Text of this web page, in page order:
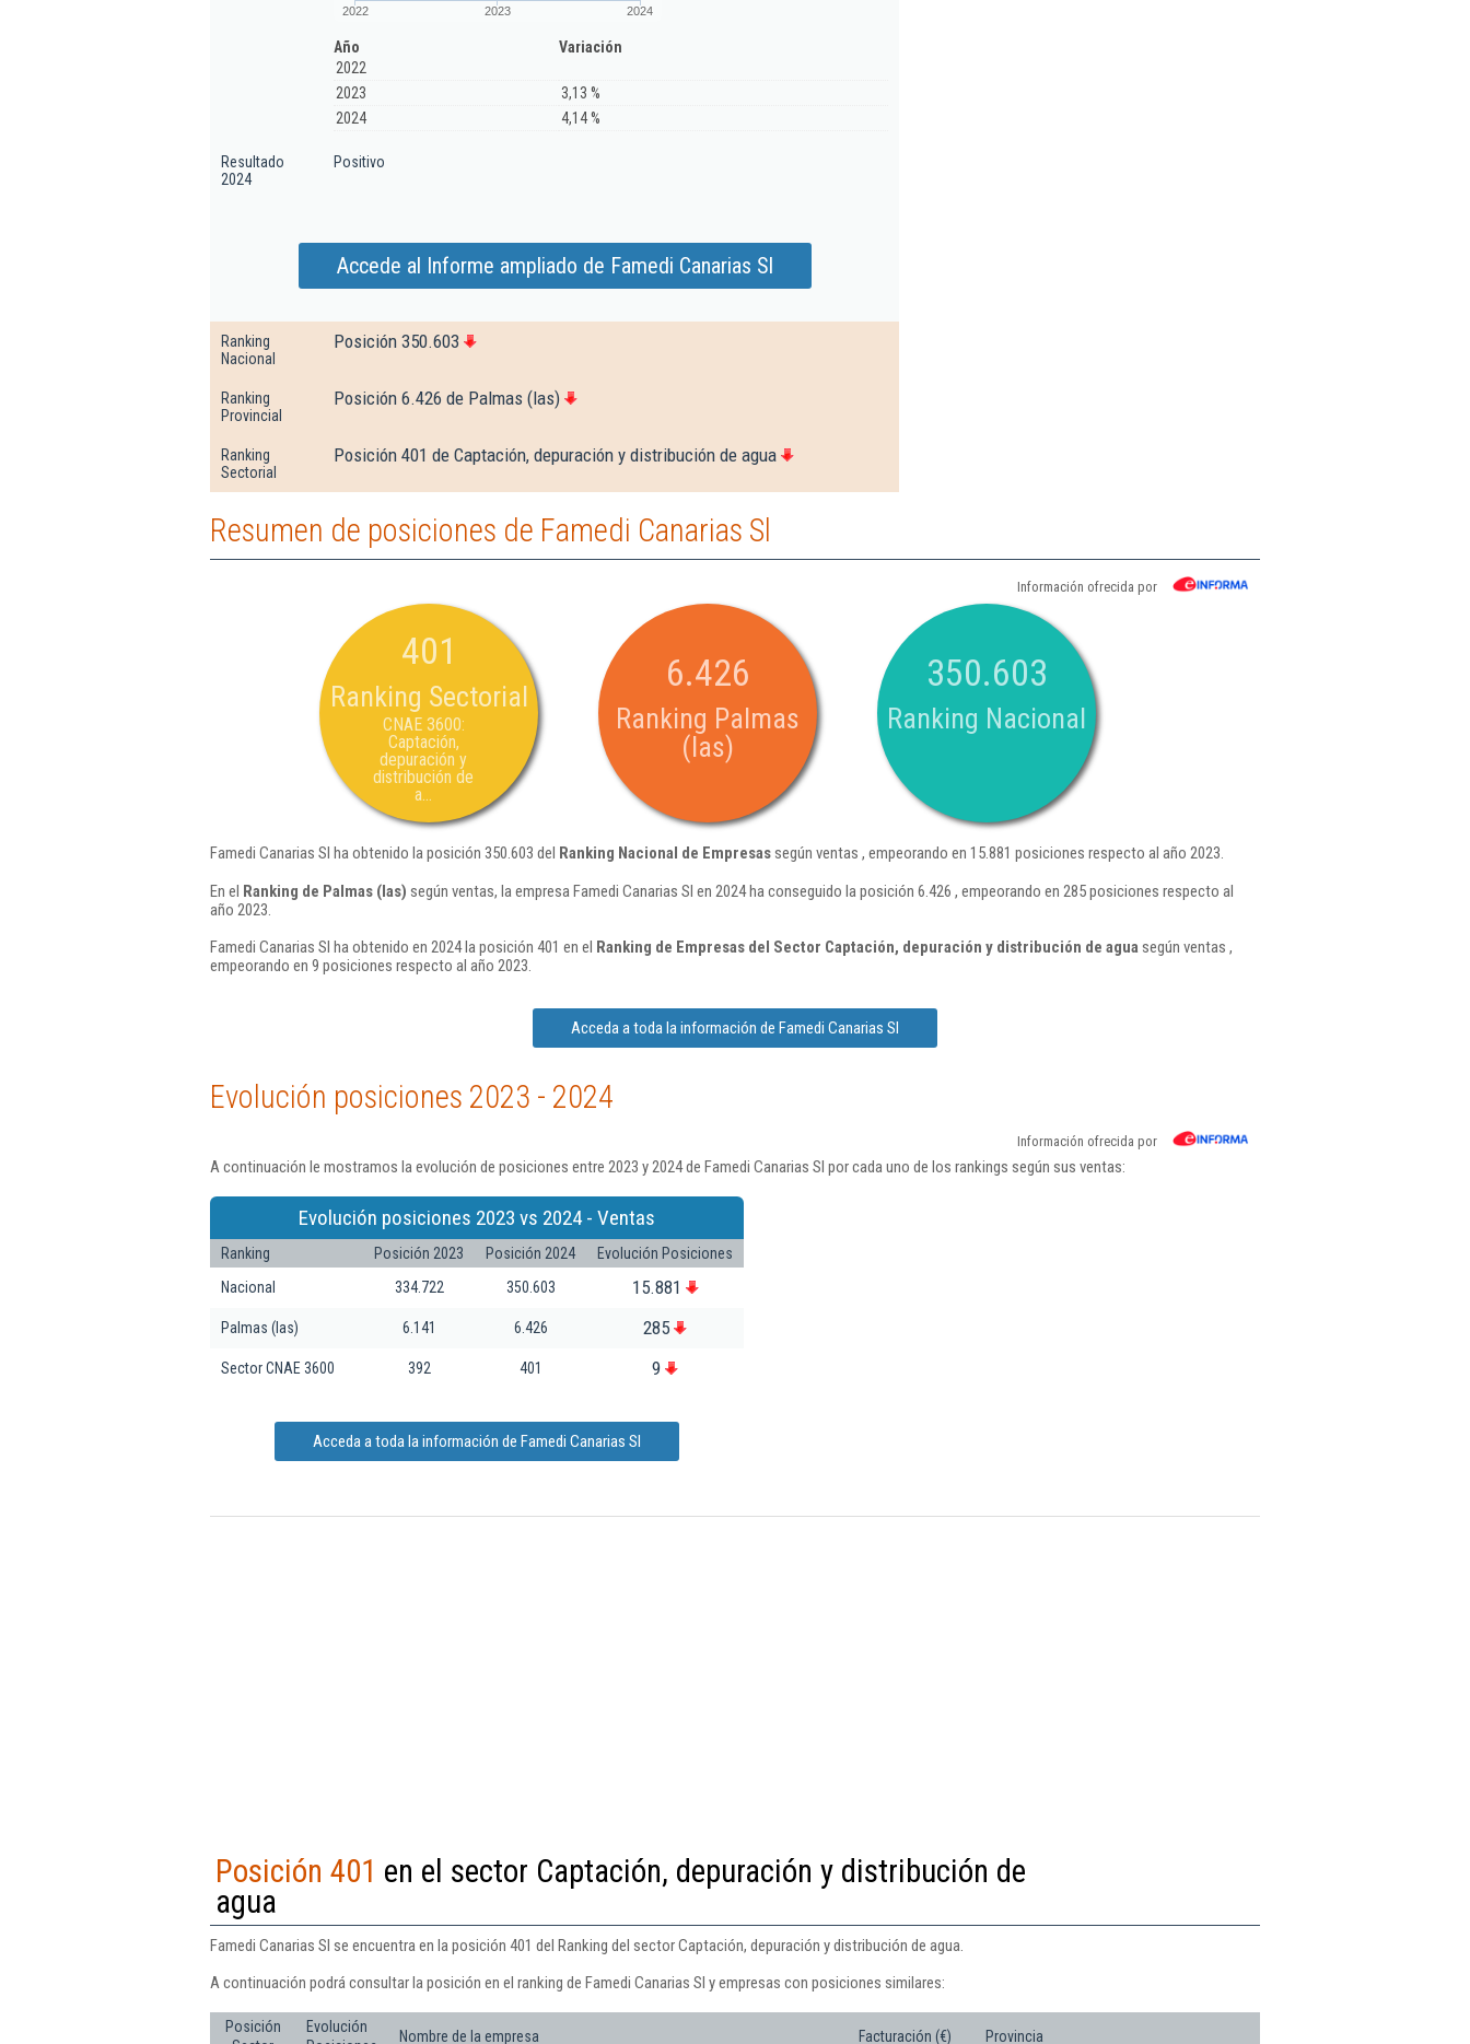
2022 2023 2024
Año
Variación
2022
2023
3,13 %
2024
4,14 %
Resultado
2024
Positivo
Accede al Informe ampliado de Famedi Canarias Sl
Ranking
Nacional
Posición 350.603
Ranking
Provincial
Posición 6.426 de Palmas (las)
Ranking
Sectorial
Posición 401 de Captación, depuración y distribución de agua
Resumen de posiciones de Famedi Canarias Sl
Información ofrecida por
401
Ranking Sectorial
CNAE 3600:
Captación,
depuración y
distribución de
a...
6.426
Ranking Palmas
(las)
350.603
Ranking Nacional
Famedi Canarias Sl ha obtenido la posición 350.603 del Ranking Nacional de Empresassegún ventas , empeorando en 15.881 posiciones respecto al año 2023.
En el Ranking de Palmas (las) según ventas, la empresa Famedi Canarias Sl en 2024 ha conseguido la posición 6.426 , empeorando en 285 posiciones respecto al
año 2023.
Famedi Canarias Sl ha obtenido en 2024 la posición 401 en el Ranking de Empresas del Sector Captación, depuración y distribución de aguasegún ventas ,
empeorando en 9 posiciones respecto al año 2023.
Acceda a toda la información de Famedi Canarias Sl
Evolución posiciones 2023 - 2024
Información ofrecida por
A continuación le mostramos la evolución de posiciones entre 2023 y 2024 de Famedi Canarias Sl por cada uno de los rankings según sus ventas:
Evolución posiciones 2023 vs 2024 - Ventas
Ranking Posición 2023 Posición 2024
Evolución Posiciones
Nacional
334.722 350.603 15.881
Palmas (las) 6.141 6.426 285
Sector CNAE 3600 392 401 9
Acceda a toda la información de Famedi Canarias Sl
Posición 401 en el sector Captación, depuración y distribución de
agua
Famedi Canarias Sl se encuentra en la posición 401 del Ranking del sector Captación, depuración y distribución de agua.
A continuación podrá consultar la posición en el ranking de Famedi Canarias Sl y empresas con posiciones similares:
Posición
Evolución
Nombre de la empresa Facturación (€) Provincia